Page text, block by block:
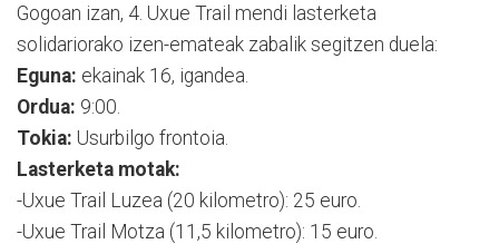
Gogoan izan, 4. Uxue Trail mendi lasterketa
solidariorako izen-emateak zabalik segitzen duela:
Eguna: ekainak 16, igandea.
Ordua: 9:00.
Tokia: Usurbilgo frontoia.
Lasterketa motak:
-Uxue Trail Luzea (20 kilometro): 25 euro.
-Uxue Trail Motza (11,5 kilometro): 15 euro.